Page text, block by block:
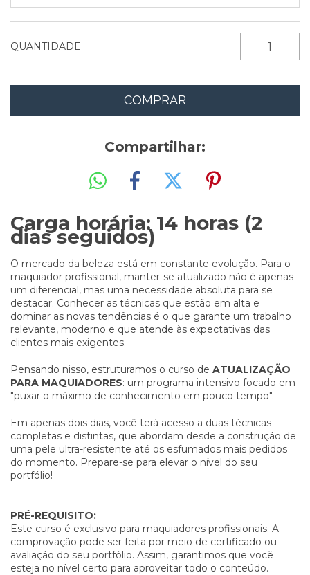
QUANTIDADE
Compartilhar:
Carga horária: 14 horas (2
dias seguidos)
O mercado da beleza está em constante evolução. Para o
maquiador profissional, manter-se atualizado não é apenas
um diferencial, mas uma necessidade absoluta para se
destacar. Conhecer as técnicas que estão em alta e
dominar as novas tendências é o que garante um trabalho
relevante, moderno e que atende às expectativas das
clientes mais exigentes.
Pensando nisso, estruturamos o curso de ATUALIZAÇÃO
PARA MAQUIADORES: um programa intensivo focado em
"puxar o máximo de conhecimento em pouco tempo".
Em apenas dois dias, você terá acesso a duas técnicas
completas e distintas, que abordam desde a construção de
uma pele ultra-resistente até os esfumados mais pedidos
do momento. Prepare-se para elevar o nível do seu
portfólio!
PRÉ-REQUISITO:
Este curso é exclusivo para maquiadores profissionais. A
comprovação pode ser feita por meio de certificado ou
avaliação do seu portfólio. Assim, garantimos que você
esteja no nível certo para aproveitar todo o conteúdo.